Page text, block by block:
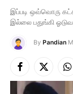
இப்படி ஒவ்வொரு
இல்லை பதுங்கி
By Pandian
Facebook
X
(Twitter)